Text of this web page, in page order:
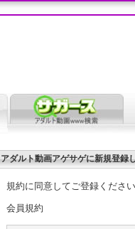
アダルト動画アゲサゲに新規登録
規約に同意してご登録ください
会員規約